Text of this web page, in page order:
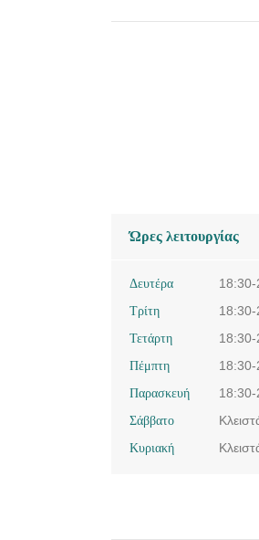
Ώρες λειτουργίας
Δευτέρα
Τρίτη
Τετάρτη
Πέμπτη
Παρασκευή
Σάββατο
Κυριακή